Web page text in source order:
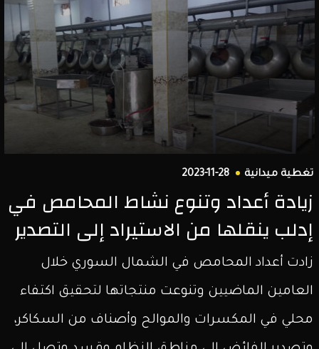
تغطية ميدانية 2023-11-28
زيادة أعداد وتنوع نشاط المحامص في
إدلب ينقلها من الاستيراد إلى التصدير
زادت أعداد المحامص في الشمال السوري خلال
العامين الماضيين وتنوعت منتجاتها لتحقيق اكتفاء
محلي في المكسرات والموالح وأصناف من السكاكر،